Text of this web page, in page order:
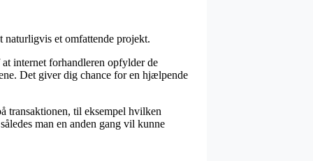
naturligvis et omfattende projekt.
internet forhandleren opfylder de
Det giver dig chance for en hjælpende
transaktionen, til eksempel hvilken
man en anden gang vil kunne